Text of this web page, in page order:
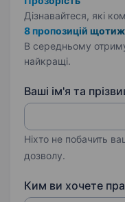
Дізнавайтеся, які
8 пропозицій
В середньому
найкращі.
Ваші ім'я та
Ніхто не побачить
дозволу.
Ким ви хочете